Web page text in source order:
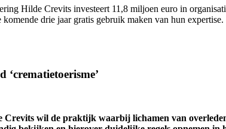
Hilde Crevits investeert 11,8 miljoen euro in
komende drie jaar gratis gebruik maken van hun
wil de praktijk waarbij lichamen van